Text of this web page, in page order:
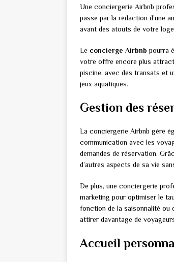
Une conciergerie Airbnb
passe par la rédaction d’une
avant des atouts de votre
Le concierge Airbnb pourra
votre offre encore plus
piscine, avec des transats et
jeux aquatiques.
Gestion des
La conciergerie Airbnb gère
communication avec les
demandes de réservation.
d’autres aspects de sa vie
De plus, une conciergerie
marketing pour optimiser le
fonction de la saisonnalité ou
attirer davantage de
Accueil